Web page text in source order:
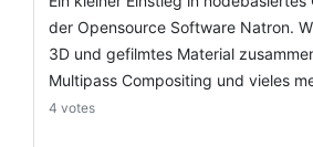
der Opensource Software Natron.
3D und gefilmtes Material
Multipass Compositing und vieles
4 votes